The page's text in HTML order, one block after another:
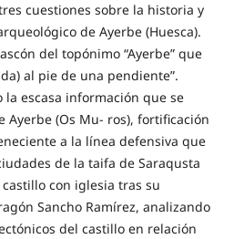
cuestiones sobre la historia y
de Ayerbe (Huesca).
del topónimo “Ayerbe” que
al pie de una pendiente”.
la escasa información que se
Ayerbe (Os Mu- ros), fortificación
a la línea defensiva que
de la taifa de Saraqusta
con iglesia tras su
Sancho Ramírez, analizando
del castillo en relación